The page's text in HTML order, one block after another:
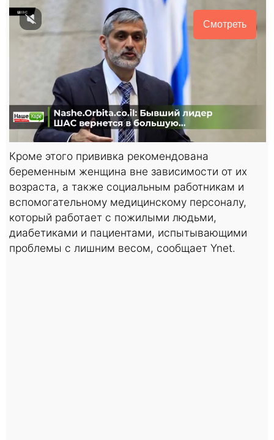
Смотреть
Кроме этого прививка рекомендована
беременным женщина вне зависимости от их
возраста, а также социальным работникам и
вспомогательному медицинскому персоналу,
который работает с пожилыми людьми,
диабетиками и пациентами, испытывающими
проблемы с лишним весом, сообщает Ynet.